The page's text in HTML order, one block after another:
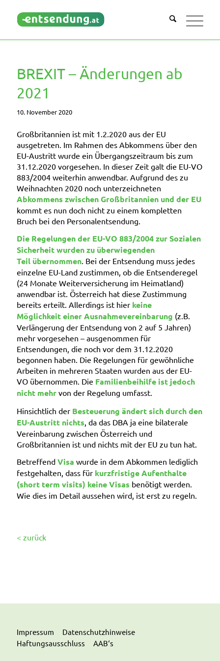
BREXIT – Änderungen ab
2021
10. November 2020
Großbritannien ist mit 1. 2.2020 aus der EU
ausgetreten. Im Rahmen des Abkommens über den
EU-Austritt wurde ein Übergangszeitraum bis zum
31.12.2020 vorgesehen . In dieser Zeit galt die EU-VO
883/2004 weiterhin anwendbar. Aufgrund des zu
Weihnachten 2020 noch unterzeichneten
Abkommens zwischen Großbritannien und der EU
kommt es nun doch nicht zu einem kompletten
Bruch bei den Personalentsendung.
Die Regelungen der EU-VO 883/2004 zur Sozialen
Sicherheit wurden zu überwiegenden
Teil übernommen. Bei der Entsendung muss jedes
einzelne EU-Land zustimmen, ob die Entsenderegel
(24 Monate Weiterversicherung im Heimatland)
anwendbar ist. Österreich hat diese Zustimmung
bereits erteilt. Allerdings ist hier keine
Möglichkeit einer Ausnahmevereinbarung (z.B.
Verlängerung der Entsendung von 2 auf 5 Jahren)
mehr vorgesehen – ausgenommen für
Entsendungen, die noch vor dem 31.12.2020
begonnen haben. Die Regelungen für gewöhnliche
Arbeiten in mehreren Staaten wurden aus der EU-
VO übernommen. Die Familienbeihilfe ist jedoch
nicht mehr von der Regelung umfasst.
Hinsichtlich der Besteuerung ändert sich durch den
EU-Austritt nichts , da das DBA ja eine bilaterale
Vereinbarung zwischen Österreich und
Großbritannien ist und nichts mit der EU zu tun hat.
Betreffend Visa wurde in dem Abkommen lediglich
festgehalten, dass für kurzfristige Aufenthalte
(short term visits) keine Visas benötigt werden.
Wie dies im Detail aussehen wird, ist erst zu regeln.
< zurück
Impressum
Datenschutzhinweise
Haftungsausschluss
AAB‘s